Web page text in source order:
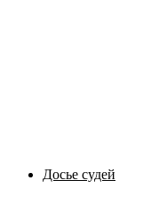
Досье судей